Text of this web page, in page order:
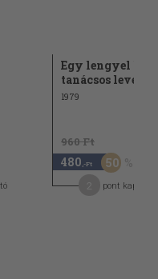
Egy lengyel
tanácsos levele
1979
960 Ft
480 ,-Ft 50
pont kapható